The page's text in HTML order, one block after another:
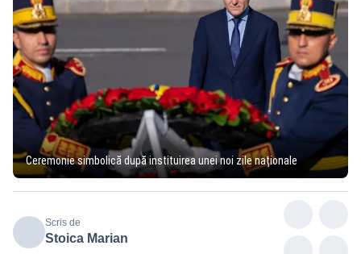
Ceremonie simbolică după instituirea unei noi zile naționale
Scris de
Stoica Marian